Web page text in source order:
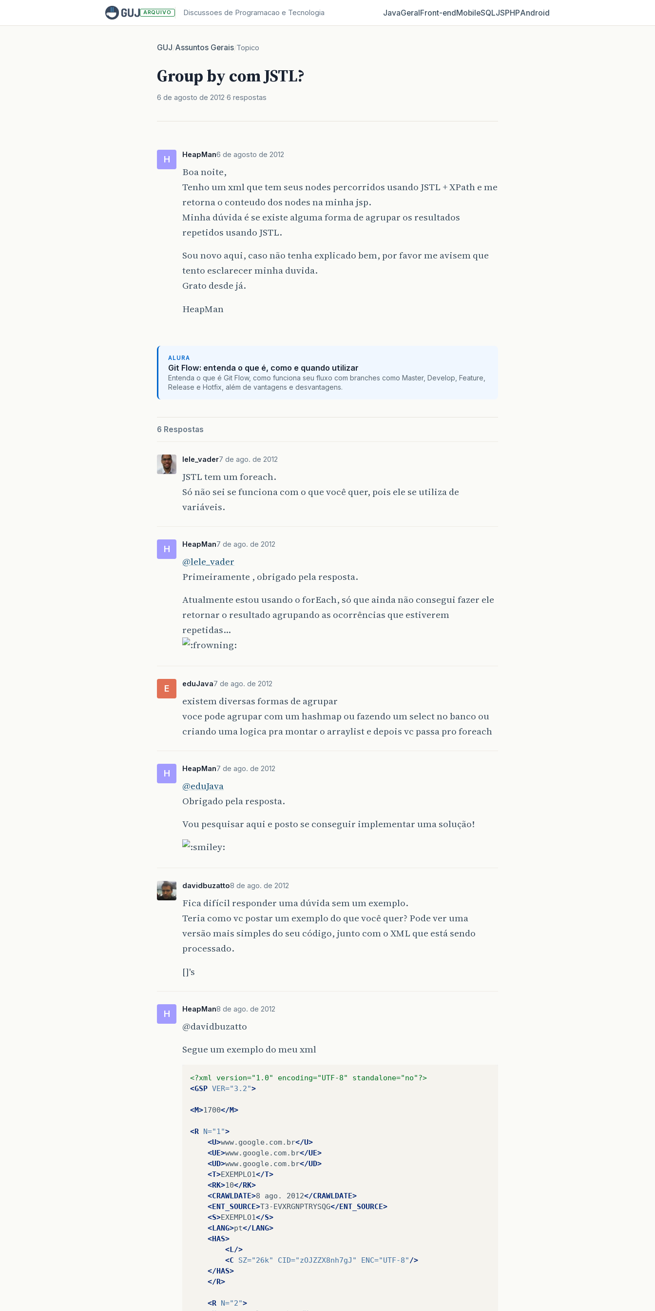
ARQUIVO Discussoes de Programacao e Tecnologia JavaGeralFront‑endMobileSQLJSPHPAndroid
GUJ/Assuntos Gerais/Topico
Group by com JSTL?
6 de agosto de 2012 6 respostas
H HeapMan6 de agosto de 2012
Boa noite,
Tenho um xml que tem seus nodes percorridos usando JSTL + XPath e me
retorna o conteudo dos nodes na minha jsp.
Minha dúvida é se existe alguma forma de agrupar os resultados
repetidos usando JSTL.
Sou novo aqui, caso não tenha explicado bem, por favor me avisem que
tento esclarecer minha duvida.
Grato desde já.
HeapMan
ALURA
Git Flow: entenda o que é, como e quando utilizar
Entenda o que é Git Flow, como funciona seu fluxo com branches como Master, Develop, Feature,
Release e Hotfix, além de vantagens e desvantagens.
6 Respostas
lele_vader7 de ago. de 2012
JSTL tem um foreach.
Só não sei se funciona com o que você quer, pois ele se utiliza de
variáveis.
H HeapMan7 de ago. de 2012
@lele_vader
Primeiramente , obrigado pela resposta.
Atualmente estou usando o forEach, só que ainda não consegui fazer ele
retornar o resultado agrupando as ocorrências que estiverem
repetidas…
E eduJava7 de ago. de 2012
existem diversas formas de agrupar
voce pode agrupar com um hashmap ou fazendo um select no banco ou
criando uma logica pra montar o arraylist e depois vc passa pro foreach
H HeapMan7 de ago. de 2012
@eduJava
Obrigado pela resposta.
Vou pesquisar aqui e posto se conseguir implementar uma solução!
davidbuzatto8 de ago. de 2012
Fica difícil responder uma dúvida sem um exemplo.
Teria como vc postar um exemplo do que você quer? Pode ver uma
versão mais simples do seu código, junto com o XML que está sendo
processado.
[]'s
H HeapMan8 de ago. de 2012
@davidbuzatto
Segue um exemplo do meu xml
<?xml version="1.0" encoding="UTF-8" standalone="no"?>
<GSP VER="3.2">
<M>1700</M>
<R N="1">
<U>www.google.com.br</U>
<UE>www.google.com.br</UE>
<UD>www.google.com.br</UD>
<T>EXEMPLO1</T>
<RK>10</RK>
<CRAWLDATE>8 ago. 2012</CRAWLDATE>
<ENT_SOURCE>T3-EVXRGNPTRYSQG</ENT_SOURCE>
<S>EXEMPLO1</S>
<LANG>pt</LANG>
<HAS>
<L/>
<C
SZ="26k" CID="zOJZZX8nh7gJ" ENC="UTF-8" />
</HAS>
</R>
<R N="2">